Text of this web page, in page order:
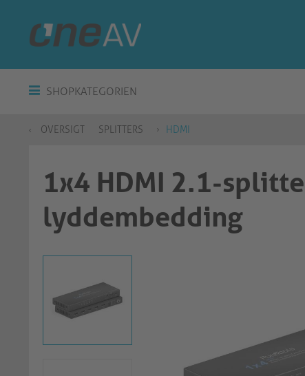
SHOPKATEGORIEN
OVERSIGT SPLITTERS HDMI
1x4 HDMI 2.1-
lyddembedding